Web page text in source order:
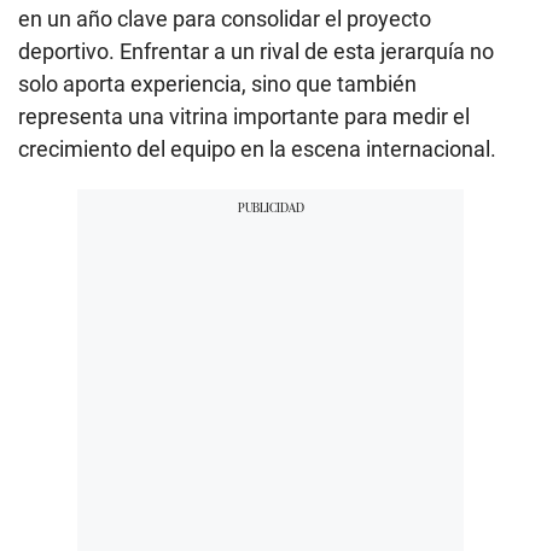
en un año clave para consolidar el proyecto
deportivo. Enfrentar a un rival de esta jerarquía no
solo aporta experiencia, sino que también
representa una vitrina importante para medir el
crecimiento del equipo en la escena internacional.